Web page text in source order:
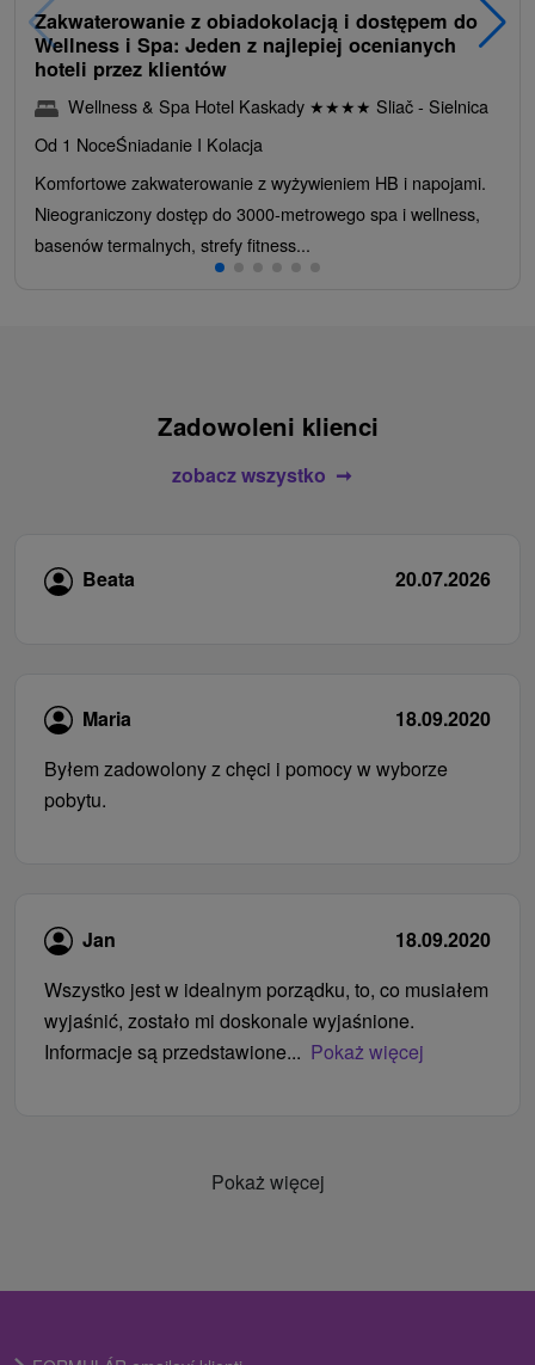
Zakwaterowanie z obiadokolacją i dostępem do
Wellness i Spa: Jeden z najlepiej ocenianych
hoteli przez klientów
Wellness & Spa Hotel Kaskady ★★★★ Sliač - Sielnica
Od 1 NoceŚniadanie I Kolacja
Komfortowe zakwaterowanie z wyżywieniem HB i napojami.
Nieograniczony dostęp do 3000-metrowego spa i wellness,
basenów termalnych, strefy fitness...
Zadowoleni klienci
zobacz wszystko
Beata 20.07.2026
Maria
18.09.2020
Byłem zadowolony z chęci i pomocy w wyborze
pobytu.
Jan
18.09.2020
Wszystko jest w idealnym porządku, to, co musiałem
wyjaśnić, zostało mi doskonale wyjaśnione.
Informacje są przedstawione... Pokaż więcej
Pokaż więcej